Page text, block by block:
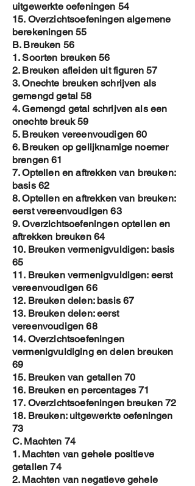
uitgewerkte oefeningen 54
15. Overzichtsoefeningen algemene
berekeningen 55
B. Breuken 56
1. Soorten breuken 56
2. Breuken afleiden uit figuren 57
3. Onechte breuken schrijven als
gemengd getal 58
4. Gemengd getal schrijven als een
onechte breuk 59
5. Breuken vereenvoudigen 60
6. Breuken op gelijknamige noemer
brengen 61
7. Optellen en aftrekken van breuken:
basis 62
8. Optellen en aftrekken van breuken:
eerst vereenvoudigen 63
9. Overzichtsoefeningen optellen en
aftrekken breuken 64
10. Breuken vermenigvuldigen: basis
65
11. Breuken vermenigvuldigen: eerst
vereenvoudigen 66
12. Breuken delen: basis 67
13. Breuken delen: eerst
vereenvoudigen 68
14. Overzichtsoefeningen
vermenigvuldiging en delen breuken
69
15. Breuken van getallen 70
16. Breuken en percentages 71
17. Overzichtsoefeningen breuken 72
18. Breuken: uitgewerkte oefeningen
73
C. Machten 74
1. Machten van gehele positieve
getallen 74
2. Machten van negatieve gehele